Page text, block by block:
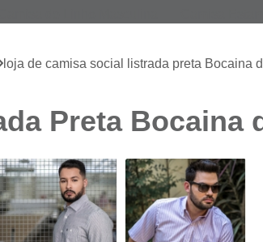
Camisa Masculina
Camisa Masculina
Branca Plus Size
Camisa Jeans
Camisa Social Branca Plus Size
Camisa Social Plus Size
Xadrez Masculina Plus Size
loja de camisa social listrada preta Bocaina
Preta Bocaina